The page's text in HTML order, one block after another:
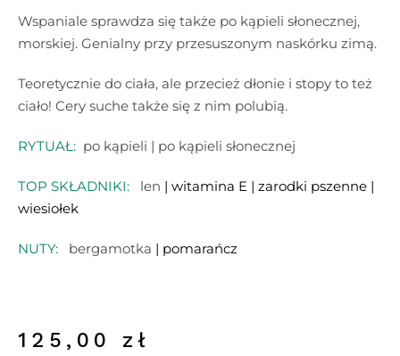
Wspaniale sprawdza się także po kąpieli słonecznej,
morskiej. Genialny przy przesuszonym naskórku zimą.
Teoretycznie do ciała, ale przecież dłonie i stopy to też
ciało! Cery suche także się z nim polubią.
RYTUAŁ: po kąpieli | po kąpieli słonecznej
TOP SKŁADNIKI: len | witamina E | zarodki pszenne |
wiesiołek
NUTY: bergamotka | pomarańcz
125,00 zł